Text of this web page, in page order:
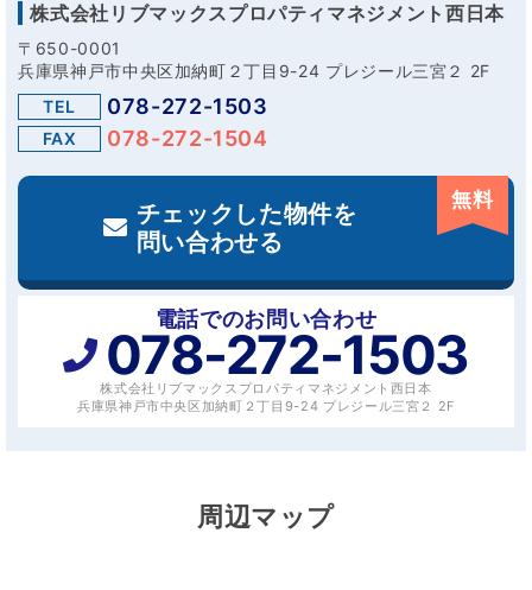
株式会社リブマックスプロパティマネジメント西日本
〒650-0001
兵庫県神戸市中央区加納町２丁目9-24 プレジール三宮２ 2F
TEL
078-272-1503
FAX 078-272-1504
チェックした物件を
問い合わせる
無料
電話でのお問い合わせ
078-272-1503
株式会社リブマックスプロパティマネジメント西日本
兵庫県神戸市中央区加納町２丁目9-24 プレジール三宮２ 2F
周辺マップ